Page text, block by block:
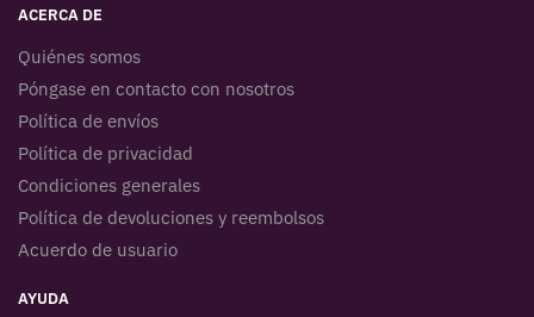
ACERCA DE
Quiénes somos
Póngase en contacto con nosotros
Política de envíos
Política de privacidad
Condiciones generales
Política de devoluciones y reembolsos
Acuerdo de usuario
AYUDA